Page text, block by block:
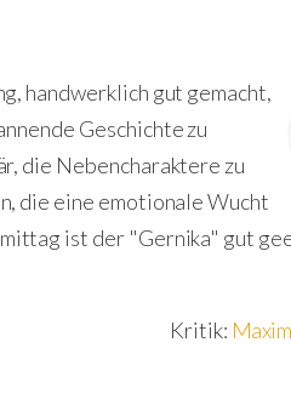
handwerklich gut gemacht,
Geschichte zu
die Nebencharaktere zu
die eine emotionale Wucht
ist der "Gernika" gut
Kritik: